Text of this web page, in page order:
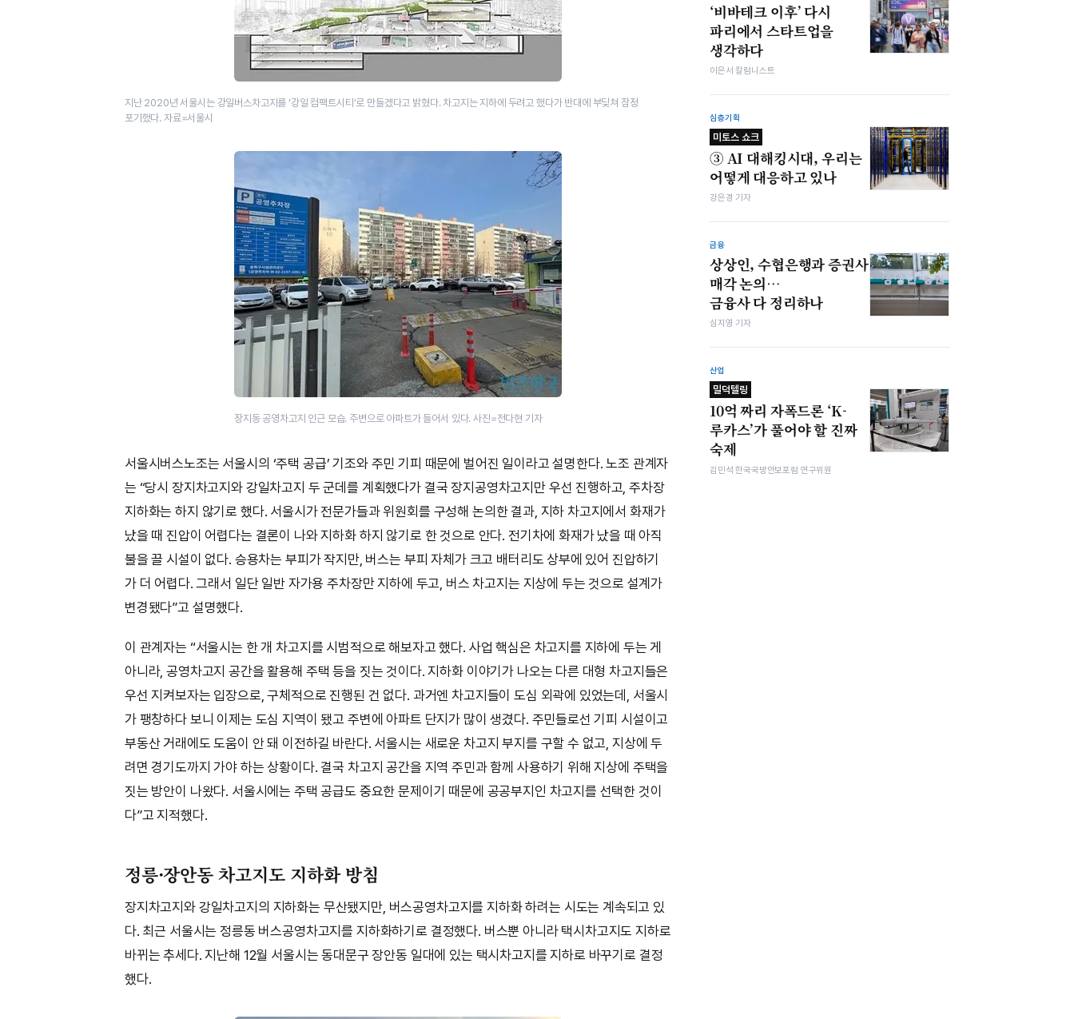
지난 2020년 서울시는 강일버스차고지를 ‘​강일 컴팩트시티’​로 만들겠다고 밝혔다. 차고지는 지하에 두려고 했다가 반대에 부딪쳐 잠정
포기했다. 자료=서울시
장지동 공영차고지 인근 모습. 주변으로 아파트가 들어서 있다. 사진=전다현 기자
서울시버스노조는 서울시의 ‘주택 공급’ 기조와 주민 기피 때문에 벌어진 일이라고 설명한다. 노조 관계자
는 “당시 장지차고지와 강일차고지 두 군데를 계획했다가 결국 장지공영차고지만 우선 진행하고, 주차장
지하화는 하지 않기로 했다. 서울시가 전문가들과 위원회를 구성해 논의한 결과, 지하 차고지에서 화재가
났을 때 진압이 어렵다는 결론이 나와 지하화 하지 않기로 한 것으로 안다. 전기차에 화재가 났을 때 아직
불을 끌 시설이 없다. 승용차는 부피가 작지만, 버스는 부피 자체가 크고 배터리도 상부에 있어 진압하기
가 더 어렵다. 그래서 일단 일반 자가용 주차장만 지하에 두고, 버스 차고지는 지상에 두는 것으로 설계가
변경됐다”고 설명했다.
이 관계자는 “서울시는 한 개 차고지를 시범적으로 해보자고 했다. 사업 핵심은 차고지를 지하에 두는 게
아니라, 공영차고지 공간을 활용해 주택 등을 짓는 것이다. 지하화 이야기가 나오는 다른 대형 차고지들은
우선 지켜보자는 입장으로, 구체적으로 진행된 건 없다. 과거엔 차고지들이 도심 외곽에 있었는데, 서울시
가 팽창하다 보니 이제는 도심 지역이 됐고 주변에 아파트 단지가 많이 생겼다. 주민들로선 기피 시설이고
부동산 거래에도 도움이 안 돼 이전하길 바란다. 서울시는 새로운 차고지 부지를 구할 수 없고, 지상에 두
려면 경기도까지 가야 하는 상황이다. 결국 차고지 공간을 지역 주민과 함께 사용하기 위해 지상에 주택을
짓는 방안이 나왔다. 서울시에는 주택 공급도 중요한 문제이기 때문에 공공부지인 차고지를 선택한 것이
다”고 지적했다.
정릉·장안동 차고지도 지하화 방침
장지차고지와 강일차고지의 지하화는 무산됐지만, 버스공영차고지를 지하화 하려는 시도는 계속되고 있
다. 최근 서울시는 정릉동 버스공영차고지를 지하화하기로 결정했다. 버스뿐 아니라 택시차고지도 지하로
바뀌는 추세다. 지난해 12월 서울시는 동대문구 장안동 일대에 있는 택시차고지를 지하로 바꾸기로 결정
했다.
‘비바테크 이후’ 다시
파리에서 스타트업을
생각하다
이은서 칼럼니스트
심층기획
미토스 쇼크
③ AI 대해킹시대, 우리는
어떻게 대응하고 있나
강은경 기자
금융
상상인, 수협은행과 증권사
매각 논의…
금융사 다 정리하나
심지영 기자
산업
밀덕텔링
10억 짜리 자폭드론 ‘K-
루카스’가 풀어야 할 진짜
숙제
김민석 한국국방안보포럼 연구위원